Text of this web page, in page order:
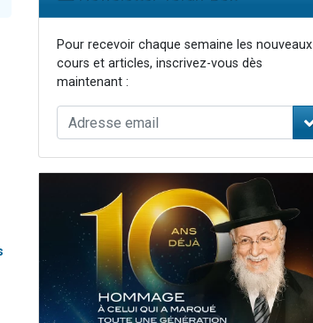
Pour recevoir chaque semaine les nouveaux
cours et articles, inscrivez-vous dès
maintenant :